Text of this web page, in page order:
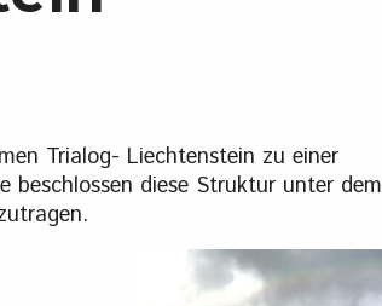
Trialog- Liechtenstein zu einer
beschlossen diese Struktur unter dem